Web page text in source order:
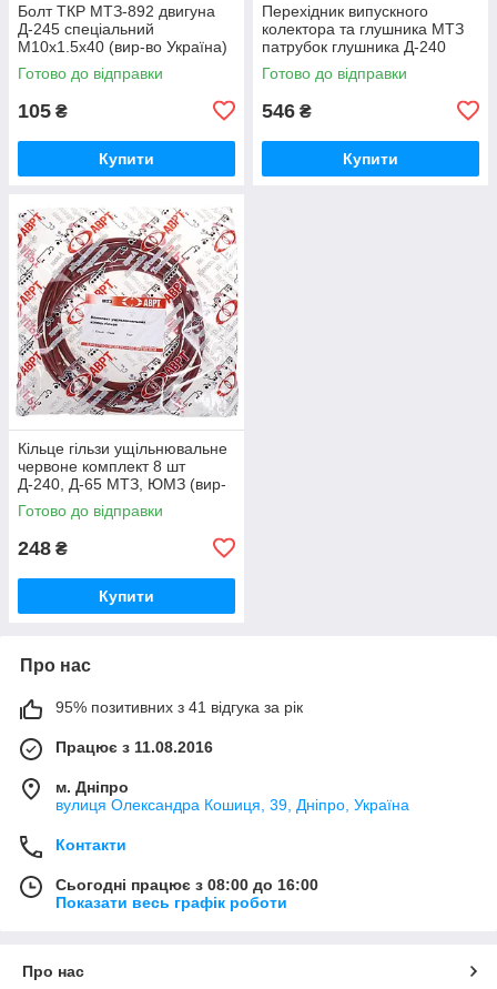
Болт ТКР МТЗ-892 двигуна
Д-245 спеціальний
М10х1.5х40 (вир-во Україна)
245-1008031 / 245-1008031-А
Готово до відправки
105 ₴
Купити
Перехідник випускного
колектора та глушника МТЗ
патрубок глушника Д-240
(вир-во Україна) 240-
1008021-Б1 / 240-1008021
Готово до відправки
546 ₴
Купити
Кільце гільзи ущільнювальне
червоне комплект 8 шт
Д-240, Д-65 МТЗ, ЮМЗ (вир-
во ПХТ Україна) 50-1002022 /
50-1002022-А
Готово до відправки
248 ₴
Купити
Про нас
95% позитивних з 41 відгука за рік
Працює з 11.08.2016
м. Дніпро
вулиця Олександра Кошиця, 39, Дніпро, Україна
Контакти
Сьогодні працює з 08:00 до 16:00
Показати весь графік роботи
Про нас